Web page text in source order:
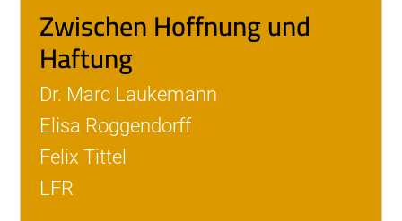
Zwischen Hoffnung und
Haftung
Dr. Marc Laukemann
Elisa Roggendorff
Felix Tittel
LFR